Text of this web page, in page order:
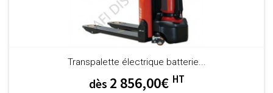
Transpalette électrique batterie...
dès 2 856,00€ HT